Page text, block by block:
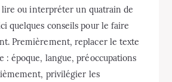
lire ou interpréter un quatrain de
quelques conseils pour le faire
Premièrement, replacer le texte
: époque, langue, préoccupations
privilégier les